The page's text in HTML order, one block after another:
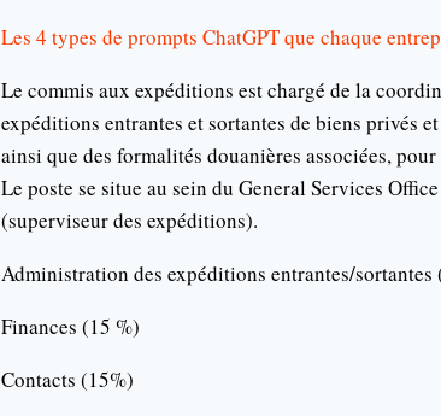
Les 4 types de prompts ChatGPT que chaque
Le commis aux expéditions est chargé de la
expéditions entrantes et sortantes de biens privés
ainsi que des formalités douanières associées,
Le poste se situe au sein du General Services
(superviseur des expéditions).
Administration des expéditions entrantes/sortantes
Finances (15 %)
Contacts (15%)